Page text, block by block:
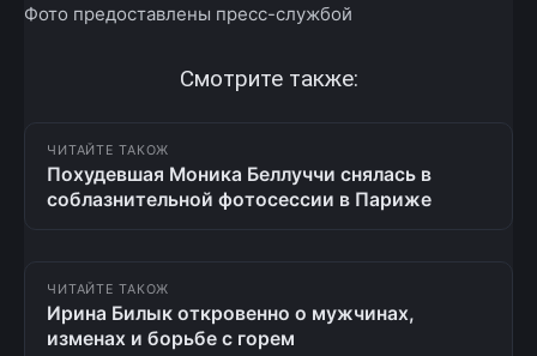
Фото предоставлены пресс-службой
Смотрите также:
ЧИТАЙТЕ ТАКОЖ
Похудевшая Моника Беллуччи снялась в
соблазнительной фотосессии в Париже
ЧИТАЙТЕ ТАКОЖ
Ирина Билык откровенно о мужчинах,
изменах и борьбе с горем